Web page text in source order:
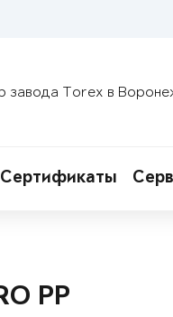
завода Torex в
Сертификаты
PP